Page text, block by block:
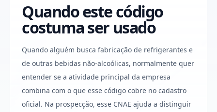
Quando este código
costuma ser usado
Quando alguém busca fabricação de refrigerantes e
de outras bebidas não-alcoólicas, normalmente quer
entender se a atividade principal da empresa
combina com o que esse código cobre no cadastro
oficial. Na prospecção, esse CNAE ajuda a distinguir